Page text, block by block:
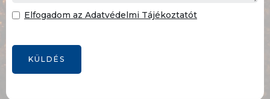
Elfogadom az Adatvédelmi Tájékoztatót